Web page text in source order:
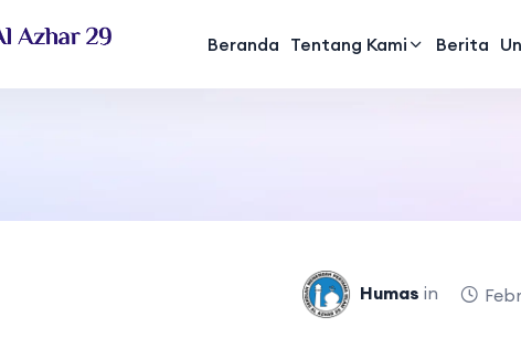
Beranda Tentang Kami Berita
Humas in